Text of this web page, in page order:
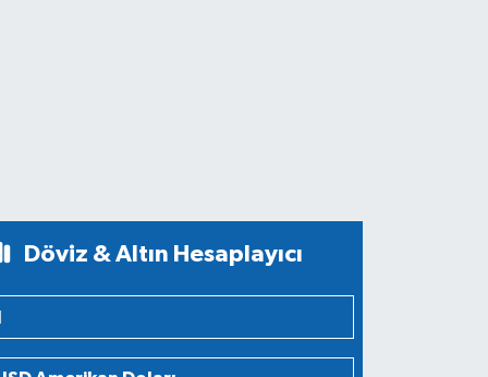
Döviz & Altın Hesaplayıcı